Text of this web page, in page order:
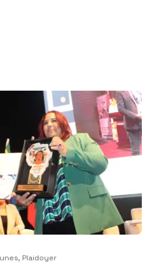
, Plaidoyer